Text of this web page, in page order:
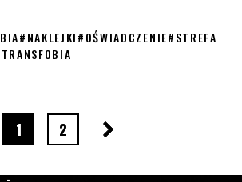
#NAKLEJKI#OŚWIADCZENIE#STREFA
TRANSFOBIA
strona numer
1 strona numer
2 Następna strona